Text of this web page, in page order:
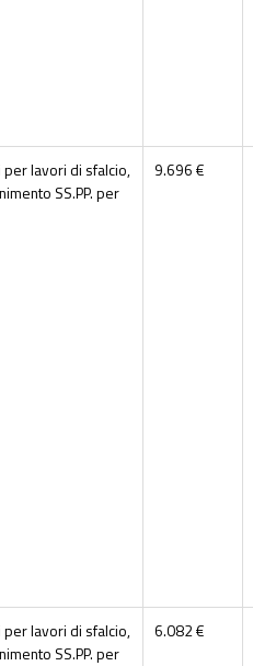
per lavori di sfalcio,
SS.PP. per
9.696 €
per lavori di sfalcio,
SS.PP. per
6.082 €